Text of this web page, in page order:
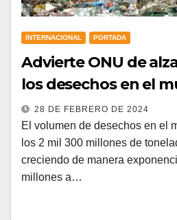
INTERNACIONAL PORTADA
Advierte ONU de
los desechos en el
28 DE FEBRERO DE 2024
El volumen de desechos en el
los 2 mil 300 millones de
creciendo de manera
millones a…